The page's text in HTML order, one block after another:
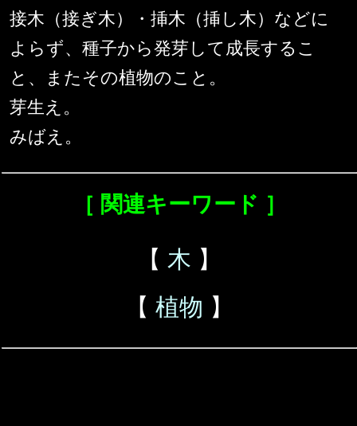
接木（接ぎ木）・挿木（挿し木）などに
よらず、種子から発芽して成長するこ
と、またその植物のこと。
芽生え。
みばえ。
［ 関連キーワード ］
【 木 】
【 植物 】